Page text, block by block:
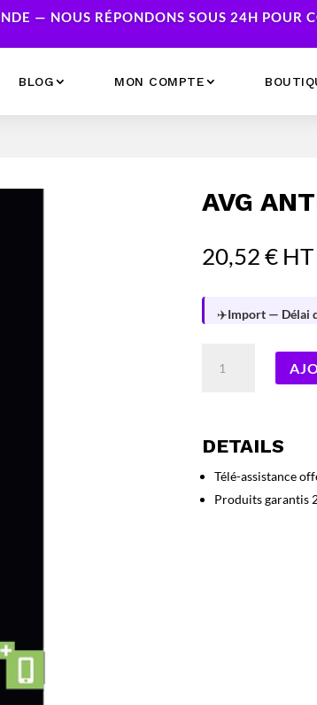
— NOUS RÉPONDONS SOUS 24H POUR
BLOG MON COMPTE
AVG
20,52€ HT
✈️Import — Délai
3-
PC
1
DETAILS
Télé-assistance
Produits garantis
Caméras & Sécurité
Serveurs